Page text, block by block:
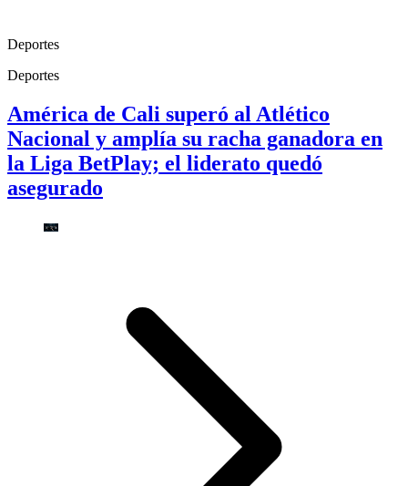
Deportes
Deportes
América de Cali superó al Atlético
Nacional y amplía su racha ganadora en
la Liga BetPlay; el liderato quedó
asegurado